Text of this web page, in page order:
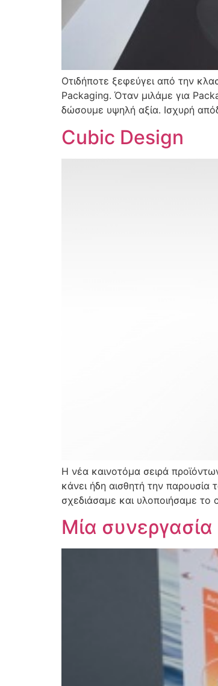
Οτιδήποτε ξεφεύγει από την
Packaging. Όταν μιλάμε για
δώσουμε υψηλή αξία. Ισχυρή
Cubic Design
Η νέα καινοτόμα σειρά
κάνει ήδη αισθητή την
σχεδιάσαμε και υλοποιήσαμε το
Μία